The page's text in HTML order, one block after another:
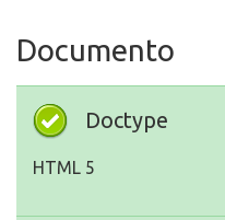
Documento
Doctype
HTML 5